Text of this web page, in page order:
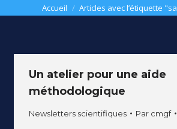
Vous êtes ici :
Accueil Articles avec l’étiquette
Un atelier pour une aide
méthodologique
Newsletters scientifiques Par cmgf